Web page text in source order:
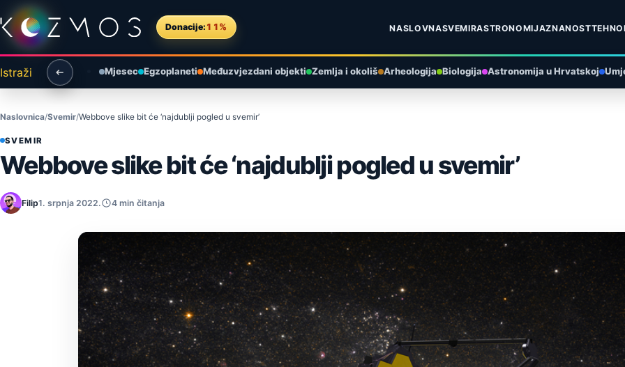
Preskoči na sadržaj
Donacije: 11% NASLOVNASVEMIRASTRONOMIJAZNANOST
Istraži Mjesec Egzoplaneti Međuzvjezdani objekti Zemlja i okoliš Arheologija Biologija Astronomija u Hrvatskoj
Naslovnica Svemir Webbove slike bit će ‘najdublji pogled u svemir’
SVEMIR
Webbove slike bit će ‘najdublji pogled u svemir’
Filip1. srpnja 2022. 4 min čitanja